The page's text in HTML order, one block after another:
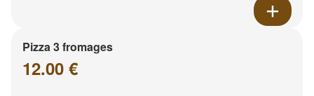
Pizza 3 fromages
12.00 €